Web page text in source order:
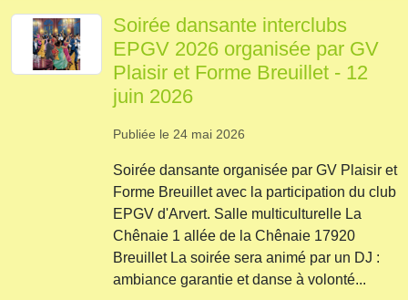
Soirée dansante interclubs
EPGV 2026 organisée par GV
Plaisir et Forme Breuillet - 12
juin 2026
Publiée le 24 mai 2026
Soirée dansante organisée par GV Plaisir et
Forme Breuillet avec la participation du club
EPGV d'Arvert. Salle multiculturelle La
Chênaie 1 allée de la Chênaie 17920
Breuillet La soirée sera animé par un DJ :
ambiance garantie et danse à volonté...